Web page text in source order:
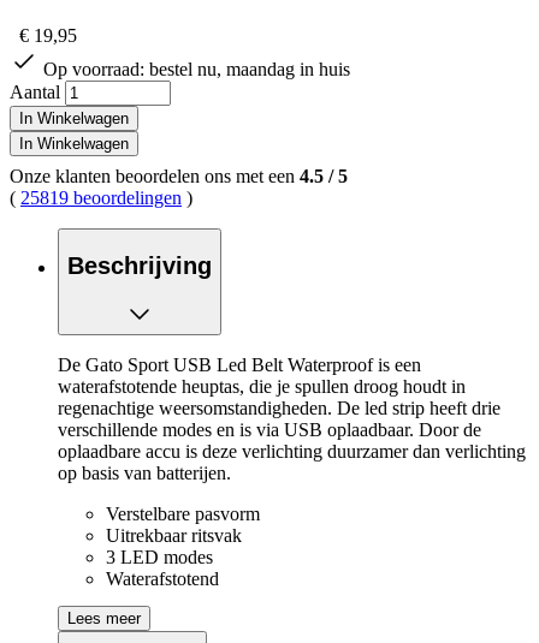
€ 19,95
Op voorraad: bestel nu, maandag in huis
Aantal
In Winkelwagen
In Winkelwagen
Onze klanten beoordelen ons met een 4.5 /5
( 25819 beoordelingen )
Beschrijving
De Gato Sport USB Led Belt Waterproof is een
waterafstotende heuptas, die je spullen droog houdt in
regenachtige weersomstandigheden. De led strip heeft drie
verschillende modes en is via USB oplaadbaar. Door de
oplaadbare accu is deze verlichting duurzamer dan verlichting
op basis van batterijen.
Verstelbare pasvorm
Uitrekbaar ritsvak
3 LED modes
Waterafstotend
Lees meer